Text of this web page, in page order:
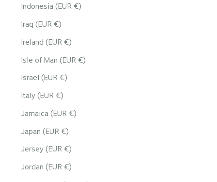
Indonesia (EUR €)
Iraq (EUR €)
Ireland (EUR €)
Isle of Man (EUR €)
Israel (EUR €)
Italy (EUR €)
Jamaica (EUR €)
Japan (EUR €)
Jersey (EUR €)
Jordan (EUR €)